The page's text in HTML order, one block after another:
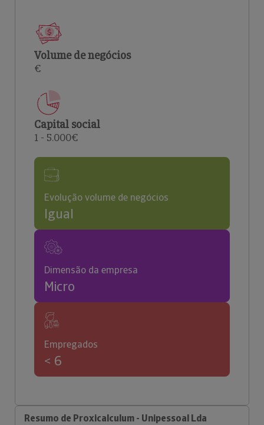
Volume de negócios
€
Capital social
1 - 5.000€
Evolução volume de negócios
Igual
Dimensão da empresa
Micro
Empregados
< 6
Resumo de Proxicalculum - Unipessoal Lda